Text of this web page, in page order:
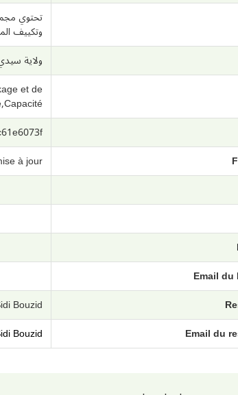
تحتوي
وتكييف
ولاية
et de
à jour
Email
Bouzid
Email du
Bouzid